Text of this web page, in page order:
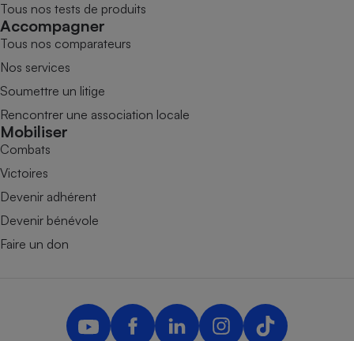
Tous nos tests de produits
Accompagner
Tous nos comparateurs
Nos services
Soumettre un litige
Rencontrer une association locale
Mobiliser
Combats
Victoires
Devenir adhérent
Devenir bénévole
Faire un don